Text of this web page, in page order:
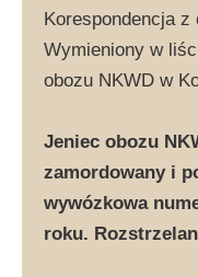
Korespondencja z
Wymieniony w
obozu NKWD w
Jeniec obozu
zamordowany i
wywózkowa
roku.